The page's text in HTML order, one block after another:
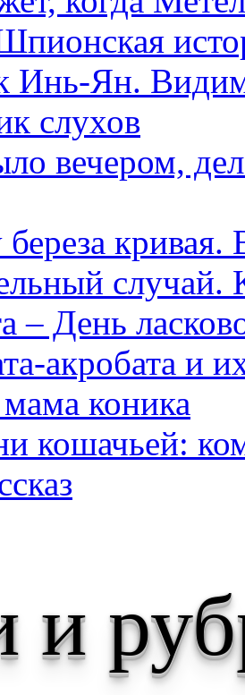
Инь-Ян.
слухов
вечером,
кривая.
случай.
– День
акробата и
коника
кошачьей:
и